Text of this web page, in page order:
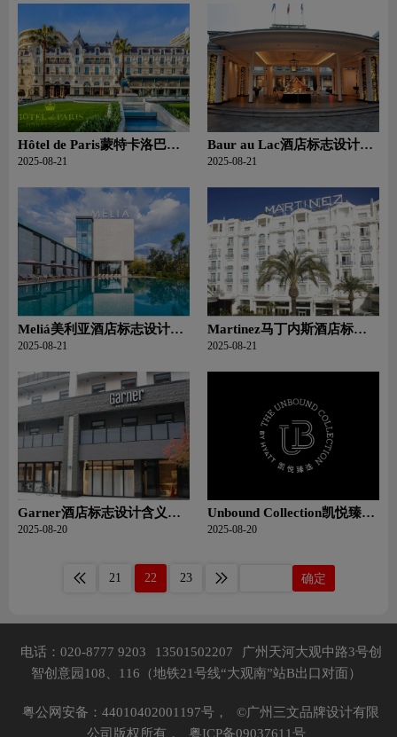
Hôtel de Paris蒙特卡洛巴黎
大酒店标志设计含义及酒店
2025-08-21
Baur au Lac酒店标志设计含
义及酒店品牌设计理念
2025-08-21
Meliá美利亚酒店标志设计含
义及酒店品牌设计理念
2025-08-21
Martinez马丁内斯酒店标志
设计含义及酒店品牌设计理
2025-08-21
Garner酒店标志设计含义及
酒店品牌设计理念
2025-08-20
Unbound Collection凯悦臻选
酒店标志设计含义及酒店品
2025-08-20
21 22 23 确定
电话：020-8777 9203 13501502207
广州天河大观中路3号创
智创意园108、116（地铁21号线“大观南”站B出口对面）
粤公网安备：44010402001197号，
©广州三文品牌设计有限
公司版权所有，
粤ICP备09037611号